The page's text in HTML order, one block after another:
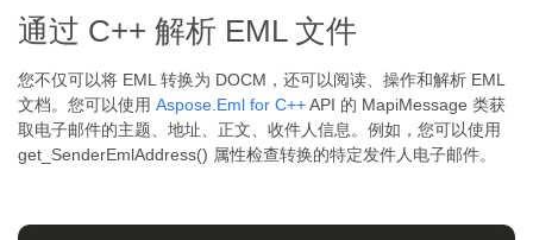
通过 C++ 解析 EML 文件
您不仅可以将 EML 转换为 DOCM，还可以阅读、操作和解析 EML
文档。您可以使用 Aspose.Eml for C++API 的 MapiMessage 类获
取电子邮件的主题、地址、正文、收件人信息。例如，您可以使用
get_SenderEmlAddress() 属性检查转换的特定发件人电子邮件。